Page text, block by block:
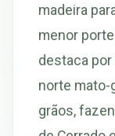
madeira
menor
destaca
norte mato-
grãos,